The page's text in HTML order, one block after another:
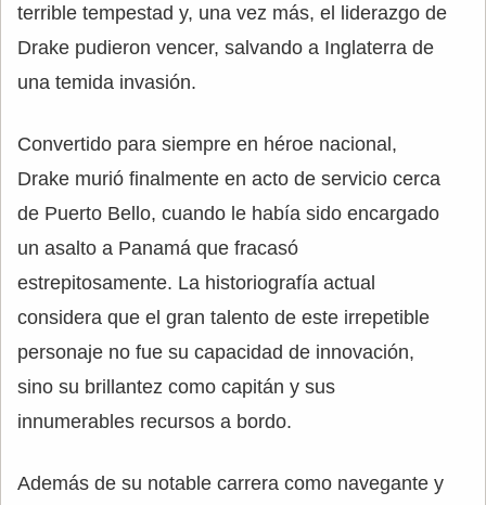
terrible tempestad y, una vez más, el liderazgo de
Drake pudieron vencer, salvando a Inglaterra de
una temida invasión.
Convertido para siempre en héroe nacional,
Drake murió finalmente en acto de servicio cerca
de Puerto Bello, cuando le había sido encargado
un asalto a Panamá que fracasó
estrepitosamente. La historiografía actual
considera que el gran talento de este irrepetible
personaje no fue su capacidad de innovación,
sino su brillantez como capitán y sus
innumerables recursos a bordo.
Además de su notable carrera como navegante y